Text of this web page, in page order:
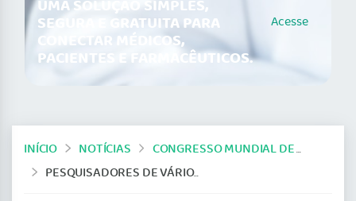
UMA SOLUÇÃO SIMPLES,
SEGURA E GRATUITA PARA
CONECTAR MÉDICOS,
PACIENTES E FARMACÊUTICOS.
Acesse
INÍCIO NOTÍCIAS
CONGRESSO MUNDIAL DE BIOÉTICA 2024
PESQUISADORES DE VÁRIOS PAÍSES FAZEM EXPOSIÇÕES ORAIS SOBRE TEMAS LIGADOS À BIOÉTICA, ÉTICA MÉDICA E DIREITO MÉDICO